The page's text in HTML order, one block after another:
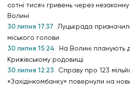
сотні тисяч гривень через
Волині
30 липня 17:37
Луцькрада
міського голови
30 липня 15:24
На Волині планують
Крижівському родовищі
30 липня 12:23
Справу про 123
«Західінкомбанку» повернули на